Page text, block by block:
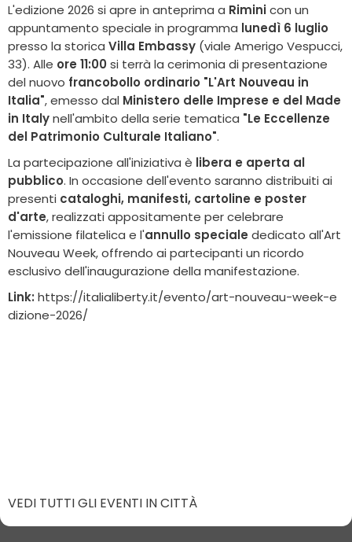
L'edizione 2026 si apre in anteprima a Riminicon un
appuntamento speciale in programma lunedì 6 luglio
presso la storica Villa Embassy (viale Amerigo Vespucci,
33). Alle ore 11:00si terrà la cerimonia di presentazione
del nuovo francobollo ordinario "L'Art Nouveau in
Italia", emesso dal Ministero delle Imprese e del Made
in Italynell'ambito della serie tematica "Le Eccellenze
del Patrimonio Culturale Italiano".
La partecipazione all'iniziativa è libera e aperta al
pubblico. In occasione dell'evento saranno distribuiti ai
presenti cataloghi, manifesti, cartoline e poster
d'arte, realizzati appositamente per celebrare
l'emissione filatelica e l'annullo speciale dedicato all'Art
Nouveau Week, offrendo ai partecipanti un ricordo
esclusivo dell'inaugurazione della manifestazione.
Link: https://italialiberty.it/evento/art-nouveau-week-e
dizione-2026/
VEDI TUTTI GLI EVENTI IN CITTÀ